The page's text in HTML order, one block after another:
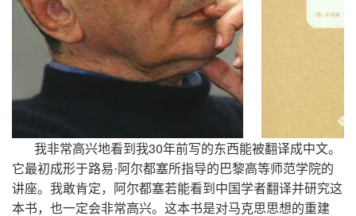
我非常高兴地看到我30年前写的东西能被翻译成中文。
它最初成形于路易·阿尔都塞所指导的巴黎高等师范学院的
讲座。我敢肯定，阿尔都塞若能看到中国学者翻译并研究这
本书，也一定会非常高兴。这本书是对马克思思想的重建